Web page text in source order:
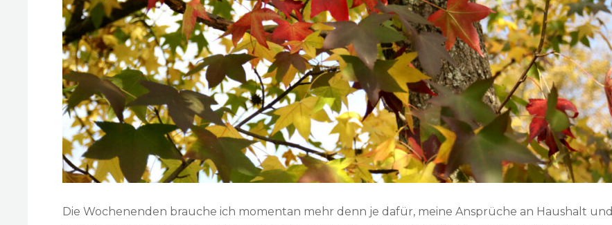
Die Wochenenden brauche ich momentan mehr denn je dafür, meine Ansprüche an Haushalt und